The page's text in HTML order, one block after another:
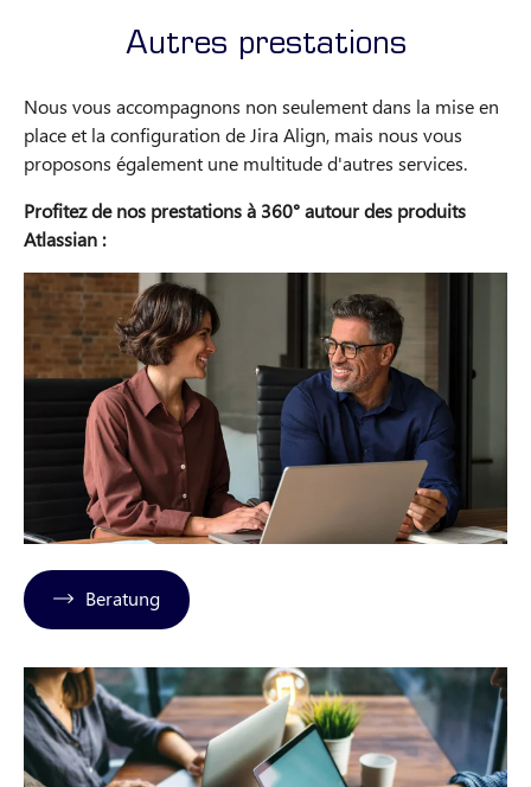
Autres prestations
Nous vous accompagnons non seulement dans la mise en
place et la configuration de Jira Align, mais nous vous
proposons également une multitude d'autres services.
Profitez de nos prestations à 360° autour des produits
Atlassian :
Beratung